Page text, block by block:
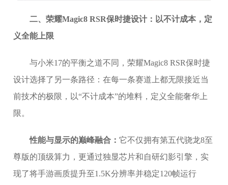
二、荣耀Magic8 RSR保时捷设计：以不计成本，定
义全能上限
与小米17的平衡之道不同，荣耀Magic8 RSR保时捷
设计选择了另一条路径：在每一条赛道上都无限接近当
前技术的极限，以“不计成本”的堆料，定义全能奢华上
限。
性能与显示的巅峰融合：它不仅拥有第五代骁龙8至
尊版的顶级算力，更通过独显芯片和自研幻影引擎，实
现了将手游画质提升至1.5K分辨率并稳定120帧运行